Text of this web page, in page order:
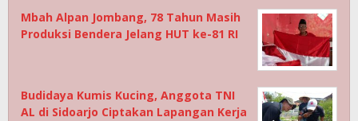
Mbah Alpan Jombang, 78 Tahun Masih
Produksi Bendera Jelang HUT ke-81 RI
Budidaya Kumis Kucing, Anggota TNI
AL di Sidoarjo Ciptakan Lapangan Kerja